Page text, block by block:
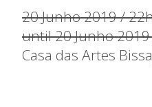
20 Junho 2019 /
until 20 Junho
Casa das Artes